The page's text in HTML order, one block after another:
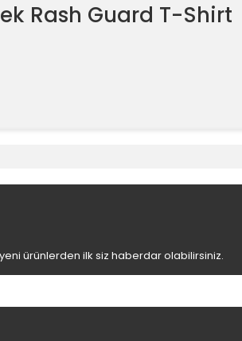
Rash Guard T-Shirt
ürünlerden ilk siz haberdar olabilirsiniz.